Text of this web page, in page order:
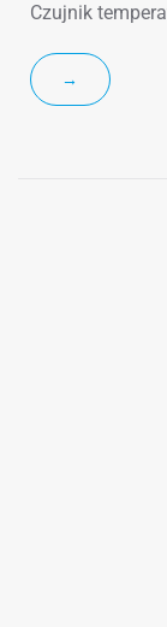
Czujnik
→